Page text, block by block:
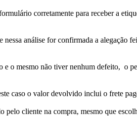
corretamente para receber a
análise for confirmada a alegação
o mesmo não tiver nenhum defeito, o
caso o valor devolvido inclui o frete
cliente na compra, mesmo que